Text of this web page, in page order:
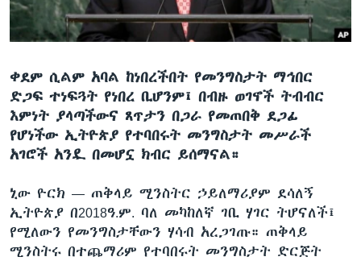
ቀደም ሲልም አባል ከነበረችበት የመንግስታት ማኅበር
ድጋፍ ተነፍጓት የነበረ ቢሆንም፤ በብዙ ወገኖች ትብብር
እምነት ያላጣችውና ጸጥታን በጋራ የመጠበቅ ደጋፊ
የሆነችው ኢትዮጵያ የተባበሩት መንግስታት መሥራች
አገሮች አንዷ በመሆኗ ክብር ይሰማናል።
ኒው ዮርክ — ጠቅላይ ሚንስትር ኃይለማሪያም ደሳለኝ
ኢትዮጵያ በ2018ዓ.ም. ባለ መካከለኛ ገቢ ሃገር ትሆናለች፤
የሚለውን የመንግስታቸውን ሃሳብ አረጋገጡ። ጠቅላይ
ሚንስትሩ በተጨማሪም የተባበሩት መንግስታት ድርጅት